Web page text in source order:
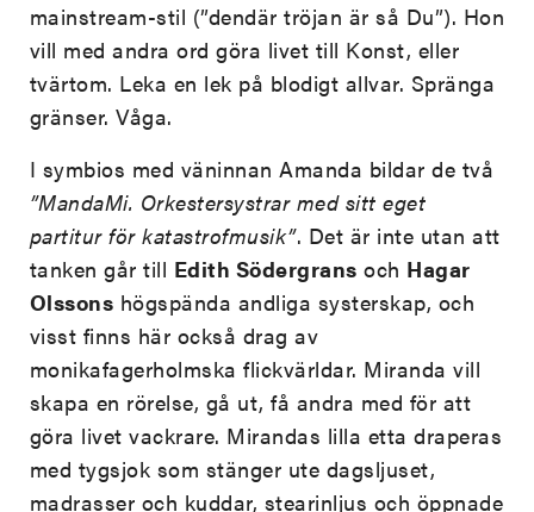
mainstream-stil (”dendär tröjan är så Du”). Hon
vill med andra ord göra livet till Konst, eller
tvärtom. Leka en lek på blodigt allvar. Spränga
gränser. Våga.
I symbios med väninnan Amanda bildar de två
”MandaMi. Orkestersystrar med sitt eget
partitur för katastrofmusik”. Det är inte utan att
tanken går till Edith Södergrans och Hagar
Olssons högspända andliga systerskap, och
visst finns här också drag av
monikafagerholmska flickvärldar. Miranda vill
skapa en rörelse, gå ut, få andra med för att
göra livet vackrare. Mirandas lilla etta draperas
med tygsjok som stänger ute dagsljuset,
madrasser och kuddar, stearinljus och öppnade